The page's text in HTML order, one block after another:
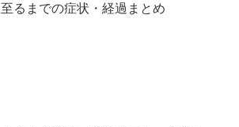
至るまでの症状・経過まとめ